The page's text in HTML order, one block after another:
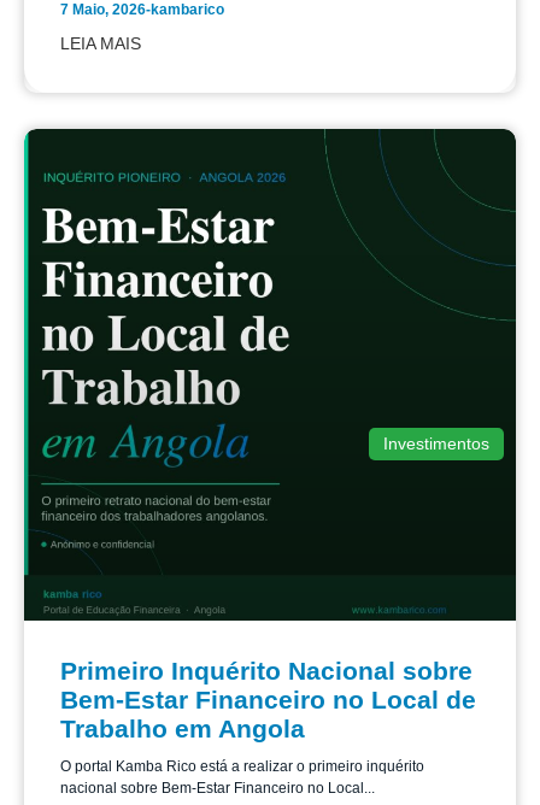
7 Maio, 2026-kambarico
LEIA MAIS
Investimentos
Primeiro Inquérito Nacional sobre
Bem-Estar Financeiro no Local de
Trabalho em Angola
O portal Kamba Rico está a realizar o primeiro inquérito
nacional sobre Bem-Estar Financeiro no Local...